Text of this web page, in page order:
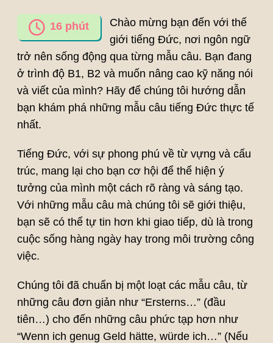
16 phút
Chào mừng bạn đến với thế
giới tiếng Đức, nơi ngôn ngữ
trở nên sống động qua từng mẫu câu. Bạn đang
ở trình độ B1, B2 và muốn nâng cao kỹ năng nói
và viết của mình? Hãy để chúng tôi hướng dẫn
bạn khám phá những mẫu câu tiếng Đức thực tế
nhất.
Tiếng Đức, với sự phong phú về từ vựng và cấu
trúc, mang lại cho bạn cơ hội để thể hiện ý
tưởng của mình một cách rõ ràng và sáng tạo.
Với những mẫu câu mà chúng tôi sẽ giới thiệu,
bạn sẽ có thể tự tin hơn khi giao tiếp, dù là trong
cuộc sống hàng ngày hay trong môi trường công
việc.
Chúng tôi đã chuẩn bị một loạt các mẫu câu, từ
những câu đơn giản như “Ersterns…” (đầu
tiên…) cho đến những câu phức tạp hơn như
“Wenn ich genug Geld hätte, würde ich…” (Nếu